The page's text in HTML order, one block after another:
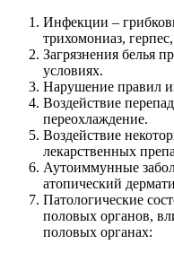
Инфекции –
трихомониаз,
Загрязнения белья
условиях.
Нарушение правил
Воздействие
переохлаждение.
Воздействие
лекарственных
Аутоиммунные
атопический
Патологические
половых органов,
половых органах: